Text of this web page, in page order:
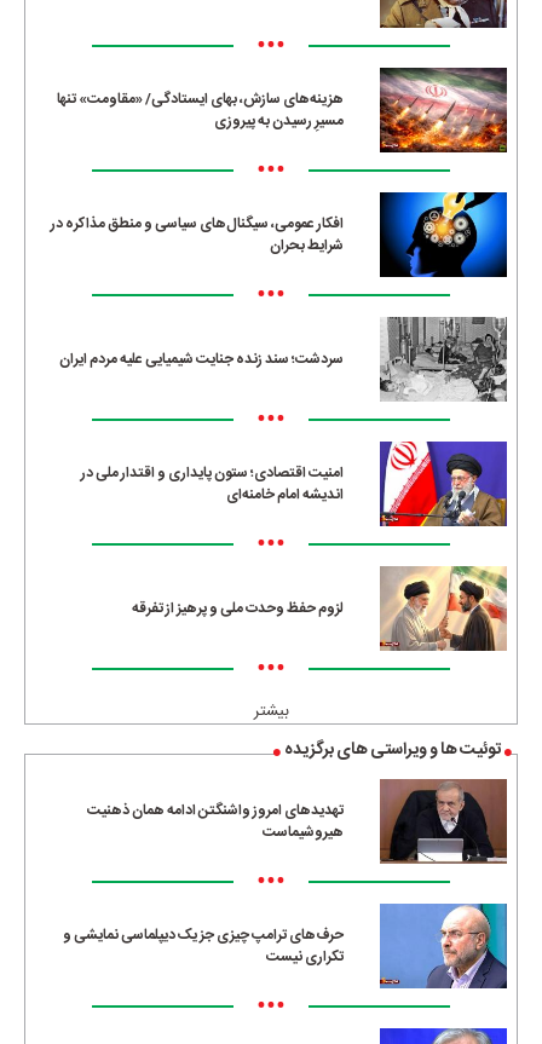
•••
هزینه‌های سازش، بهای ایستادگی/ «مقاومت» تنها
مسیرِ رسیدن به پیروزی
•••
افکار عمومی، سیگنال‌های سیاسی و منطق مذاکره در
شرایط بحران
•••
سردشت؛ سند زنده جنایت شیمیایی علیه مردم ایران
•••
امنیت اقتصادی؛ ستون پایداری و اقتدار ملی در
اندیشه امام خامنه‌ای
•••
لزوم حفظ وحدت ملی و پرهیز از تفرقه
•••
بیشتر
توئیت ها و ویراستی های برگزیده
تهدیدهای امروز واشنگتن ادامه همان ذهنیت
هیروشیماست
•••
حرف‌های ترامپ چیزی جز یک دیپلماسی نمایشی و
تکراری نیست
•••